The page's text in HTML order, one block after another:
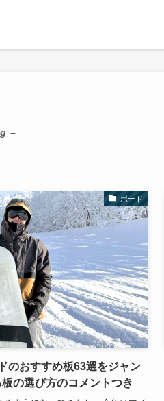
–
ボード
のおすすめ板63選をジャン
の選び方のコメントつき